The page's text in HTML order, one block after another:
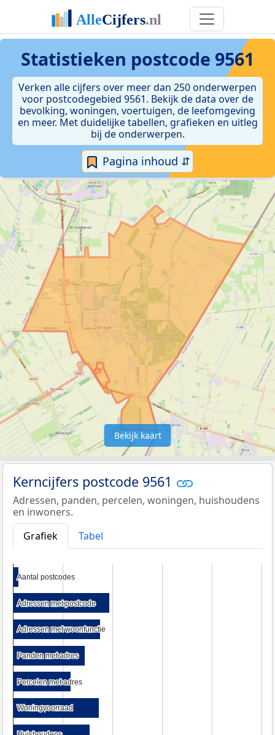
Statistieken postcode 9561
Verken alle cijfers over meer dan 250 onderwerpen
voor postcodegebied 9561. Bekijk de data over de
bevolking, woningen, voertuigen, de leefomgeving
en meer. Met duidelijke tabellen, grafieken en uitleg
bij de onderwerpen.
Pagina inhoud ⇵
Bekijk kaart
Kerncijfers postcode 9561
Adressen, panden, percelen, woningen, huishoudens
en inwoners.
Grafiek
Tabel
Aantal postcodes
Aantal postcodes
Adressen met postcode
Adressen met postcode
Adressen met woonfunctie
Adressen met woonfunctie
Panden met adres
Panden met adres
Percelen met adres
Percelen met adres
Woningvoorraad
Woningvoorraad